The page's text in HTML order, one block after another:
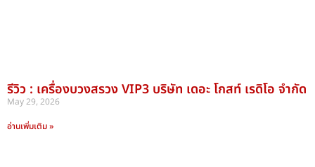
รีวิว : เครื่องบวงสรวง VIP3 บริษัท เดอะ โกสท์ เรดิโอ จำกัด
May 29, 2026
อ่านเพิ่มเติม »